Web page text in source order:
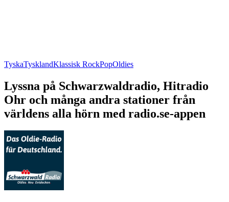
TyskaTysklandKlassisk RockPopOldies
Lyssna på Schwarzwaldradio, Hitradio
Ohr och många andra stationer från
världens alla hörn med radio.se-appen